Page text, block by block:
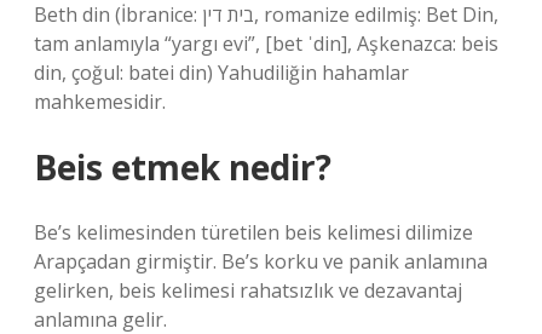
Beth din (İbranice: בית דין‎, romanize edilmiş: Bet Din,
tam anlamıyla “yargı evi”, [bet ˈdin], Aşkenazca: beis
din, çoğul: batei din) Yahudiliğin hahamlar
mahkemesidir.
Beis etmek nedir?
Be’s kelimesinden türetilen beis kelimesi dilimize
Arapçadan girmiştir. Be’s korku ve panik anlamına
gelirken, beis kelimesi rahatsızlık ve dezavantaj
anlamına gelir.